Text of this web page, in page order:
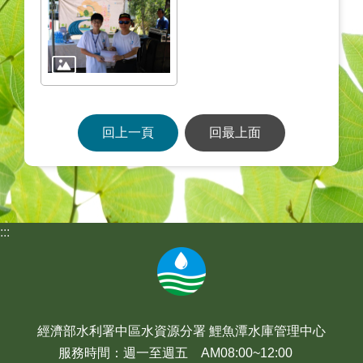
回上一頁 回最上面
:::
經濟部水利署中區水資源分署 鯉魚潭水庫管理中心
服務時間：週一至週五 AM08:00~12:00